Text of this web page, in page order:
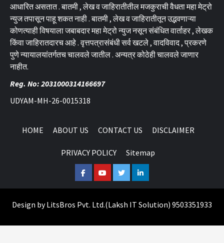
आधारित असतात . बातमी , लेख व जाहिरातीतील मजकुराची वैधता महा मेट्रो
न्युज तपासून पाहू शकत नाही . बातमी , लेख व जाहिरातीतून उद्भवणाऱ्या
कोणत्याही विषयाला जबाबदार महा मेट्रो न्युज नसून संबंधित वार्ताहर , लेखक
किंवा जाहिरातदारच आहे . वृत्तपत्रासंबंधी सर्व खटले , वादविवाद , प्रकरणे
पुणे न्यायालयांतर्गतच चालवले जातील . अन्यत्र कोठेही चालवले जाणार
नाहीत.
Reg. No: 2031000314166697
UDYAM-MH-26-0015318
HOME ABOUT US CONTACT US DISCLAIMER
PRIVACY POLICY Sitemap
FacebookYoutubeTwitterLinkedin
Design byLitsBros Pvt. Ltd.(Laksh IT Solution) 9503351933